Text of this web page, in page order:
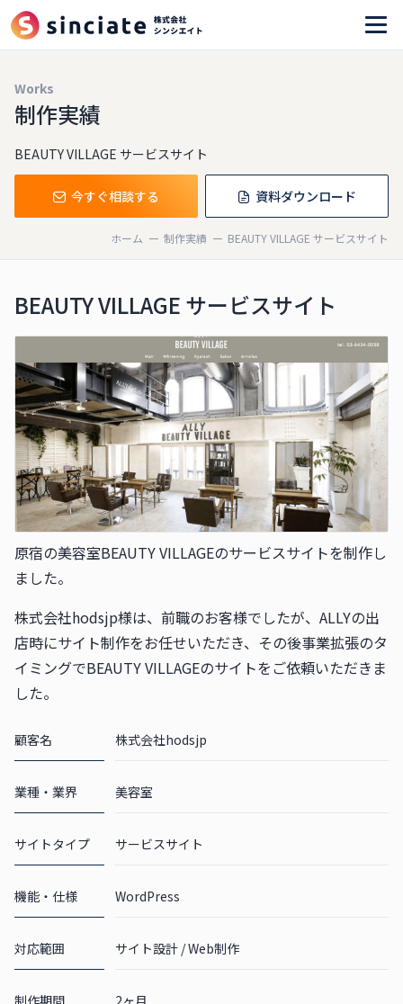
Works
制作実績
BEAUTY VILLAGE サービスサイト
今すぐ相談する 資料ダウンロード
ホーム 制作実績 BEAUTY VILLAGE サービスサイト
BEAUTY VILLAGE サービスサイト
原宿の美容室BEAUTY VILLAGEのサービスサイトを制作し
ました。
株式会社hodsjp様は、前職のお客様でしたが、ALLYの出
店時にサイト制作をお任せいただき、その後事業拡張のタ
イミングでBEAUTY VILLAGEのサイトをご依頼いただきま
した。
顧客名 株式会社hodsjp
業種・業界 美容室
サイトタイプ サービスサイト
機能・仕様 WordPress
対応範囲 サイト設計 / Web制作